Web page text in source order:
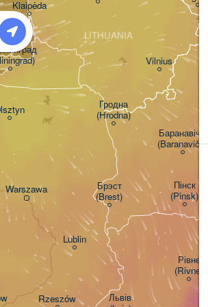
Warszawa
Rzeszów
Klaipėda
Львів
Vilnius
Баранавічы
(Baranavičy)
Рівне
(Rivne)
Пінск
(Pinsk)
Гродна
(Hrodna)
Lublin
Брэст
(Brest)
LITHUANIA